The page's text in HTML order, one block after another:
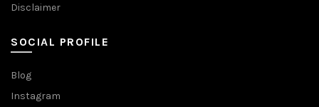
Disclaimer
SOCIAL PROFILE
Blog
Instagram